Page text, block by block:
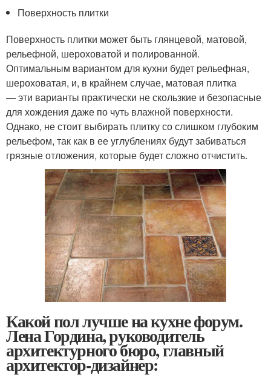
Поверхность плитки
Поверхность плитки может быть глянцевой, матовой,
рельефной, шероховатой и полированной.
Оптимальным вариантом для кухни будет рельефная,
шероховатая, и, в крайнем случае, матовая плитка
— эти варианты практически не скользкие и безопасные
для хождения даже по чуть влажной поверхности.
Однако, не стоит выбирать плитку со слишком глубоким
рельефом, так как в ее углублениях будут забиваться
грязные отложения, которые будет сложно отчистить.
Какой пол лучше на кухне форум.
Лена Гордина, руководитель
архитектурного бюро, главный
архитектор-дизайнер: